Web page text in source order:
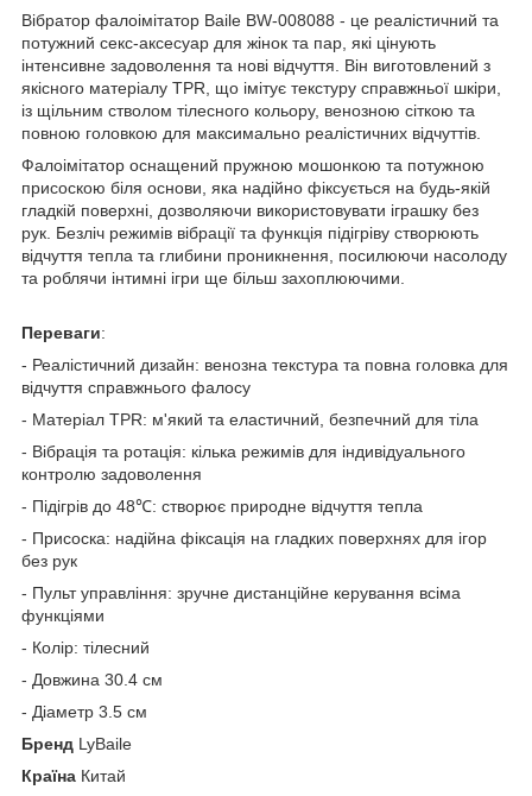
Вібратор фалоімітатор Baile BW-008088 - це реалістичний та
потужний секс-аксесуар для жінок та пар, які цінують
інтенсивне задоволення та нові відчуття. Він виготовлений з
якісного матеріалу TPR, що імітує текстуру справжньої шкіри,
із щільним стволом тілесного кольору, венозною сіткою та
повною головкою для максимально реалістичних відчуттів.
Фалоімітатор оснащений пружною мошонкою та потужною
присоскою біля основи, яка надійно фіксується на будь-якій
гладкій поверхні, дозволяючи використовувати іграшку без
рук. Безліч режимів вібрації та функція підігріву створюють
відчуття тепла та глибини проникнення, посилюючи насолоду
та роблячи інтимні ігри ще більш захоплюючими.
Переваги:
- Реалістичний дизайн: венозна текстура та повна головка для
відчуття справжнього фалосу
- Матеріал TPR: м'який та еластичний, безпечний для тіла
- Вібрація та ротація: кілька режимів для індивідуального
контролю задоволення
- Підігрів до 48℃: створює природне відчуття тепла
- Присоска: надійна фіксація на гладких поверхнях для ігор
без рук
- Пульт управління: зручне дистанційне керування всіма
функціями
- Колір: тілесний
- Довжина 30.4 см
- Діаметр 3.5 см
Бренд LyBaile
Країна Китай